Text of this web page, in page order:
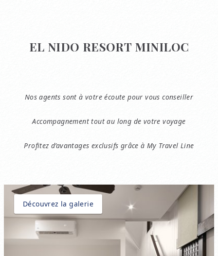
EL NIDO RESORT MINILOC
Nos agents sont à votre écoute pour vous conseiller
Accompagnement tout au long de votre voyage
Profitez d’avantages exclusifs grâce à My Travel Line
Découvrez la galerie